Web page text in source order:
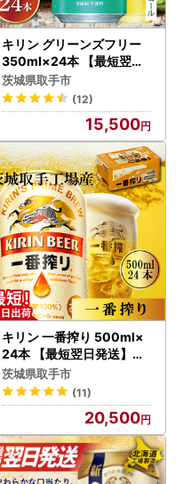
キリン グリーンズフリー
350ml×24本 【最短翌日
発送】｜キリンビール ノ
ンアルコール スピード 茨
城県 取手市（ZB005）
茨城県取手市
(12)
15,500
キリン 一番搾り 500ml×
24本 【最短翌日発送】｜
キリンビール スピード 茨
城県 取手市（ZB002-1）
茨城県取手市
(11)
20,500